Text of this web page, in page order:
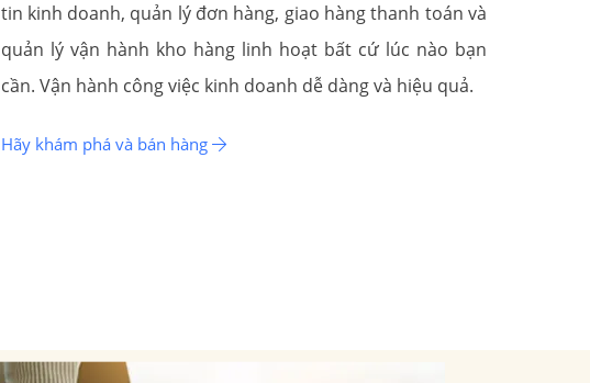
tin kinh doanh, quản lý đơn hàng, giao hàng thanh toán và
quản lý vận hành kho hàng linh hoạt bất cứ lúc nào bạn
cần. Vận hành công việc kinh doanh dễ dàng và hiệu quả.
Hãy khám phá và bán hàng